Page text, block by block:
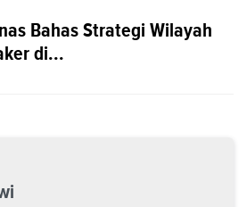
Bahas Strategi Wilayah
di...